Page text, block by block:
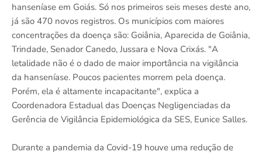
hanseníase em Goiás. Só nos primeiros seis meses deste ano,
já são 470 novos registros. Os municípios com maiores
concentrações da doença são: Goiânia, Aparecida de Goiânia,
Trindade, Senador Canedo, Jussara e Nova Crixás. "A
letalidade não é o dado de maior importância na vigilância
da hanseníase. Poucos pacientes morrem pela doença.
Porém, ela é altamente incapacitante", explica a
Coordenadora Estadual das Doenças Negligenciadas da
Gerência de Vigilância Epidemiológica da SES, Eunice Salles.
Durante a pandemia da Covid-19 houve uma redução de